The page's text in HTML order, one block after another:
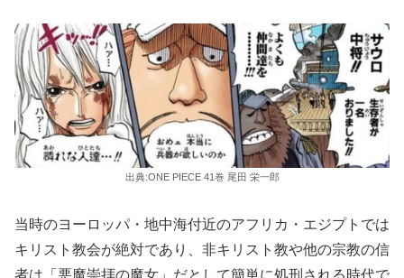
出典:ONE PIECE 41巻 尾田 栄一郎
当時のヨーロッパ・地中海付近のアフリカ・エジプトでは
キリスト教会が絶対であり、非キリスト教や他の宗教の信
者は「悪魔崇拝の魔女」だとして簡単に処刑される時代で